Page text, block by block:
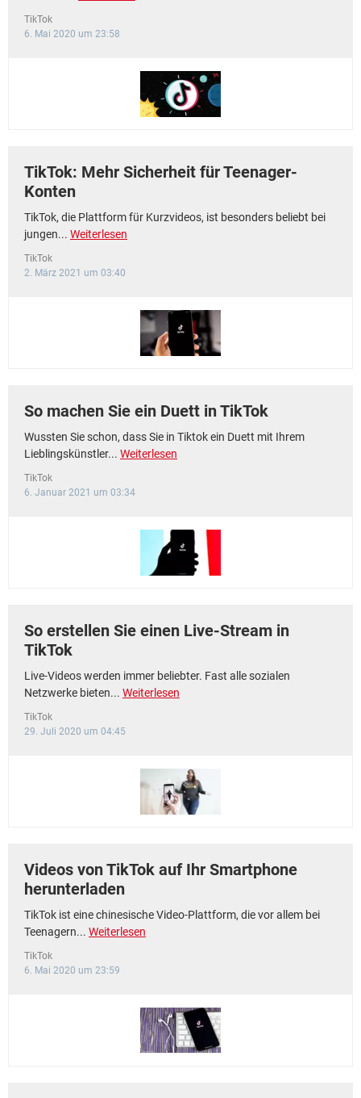
TikTok
6. Mai 2020 um 23:58
TikTok: Mehr Sicherheit für Teenager-
Konten
TikTok, die Plattform für Kurzvideos, ist besonders beliebt bei
jungen... Weiterlesen
TikTok
2. März 2021 um 03:40
So machen Sie ein Duett in TikTok
Wussten Sie schon, dass Sie in Tiktok ein Duett mit Ihrem
Lieblingskünstler... Weiterlesen
TikTok
6. Januar 2021 um 03:34
So erstellen Sie einen Live-Stream in
TikTok
Live-Videos werden immer beliebter. Fast alle sozialen
Netzwerke bieten... Weiterlesen
TikTok
29. Juli 2020 um 04:45
Videos von TikTok auf Ihr Smartphone
herunterladen
TikTok ist eine chinesische Video-Plattform, die vor allem bei
Teenagern... Weiterlesen
TikTok
6. Mai 2020 um 23:59